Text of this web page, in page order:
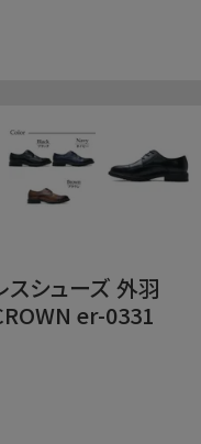
スシューズ 外羽
er-0331